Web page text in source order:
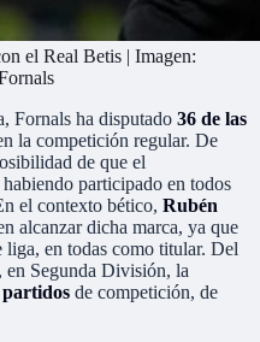
el Real Betis | Imagen:
Fornals ha disputado 36 de las
la competición regular. De
de que el
participado en todos
el contexto bético, Rubén
alcanzar dicha marca, ya que
liga, en todas como titular. Del
en Segunda División, la
partidos de competición, de